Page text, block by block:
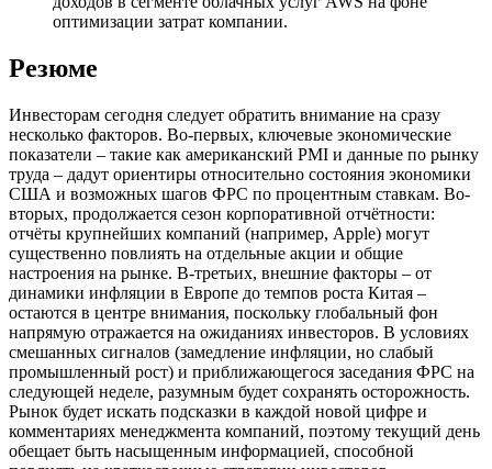
оптимизации затрат компании.
Резюме
Инвесторам сегодня следует обратить внимание на сразу
несколько факторов. Во-первых, ключевые экономические
показатели – такие как американский PMI и данные по рынку
труда – дадут ориентиры относительно состояния экономики
США и возможных шагов ФРС по процентным ставкам. Во-
вторых, продолжается сезон корпоративной отчётности:
отчёты крупнейших компаний (например, Apple) могут
существенно повлиять на отдельные акции и общие
настроения на рынке. В-третьих, внешние факторы – от
динамики инфляции в Европе до темпов роста Китая –
остаются в центре внимания, поскольку глобальный фон
напрямую отражается на ожиданиях инвесторов. В условиях
смешанных сигналов (замедление инфляции, но слабый
промышленный рост) и приближающегося заседания ФРС на
следующей неделе, разумным будет сохранять осторожность.
Рынок будет искать подсказки в каждой новой цифре и
комментариях менеджмента компаний, поэтому текущий день
обещает быть насыщенным информацией, способной